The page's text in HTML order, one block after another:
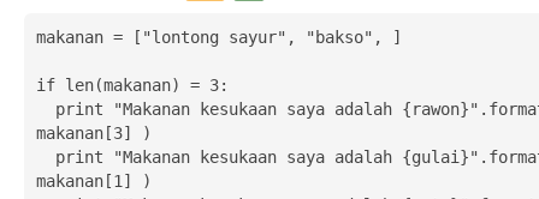
makanan = ["lontong sayur", "bakso", ]
if len(makanan) = 3:
makanan[3] )
makanan[1] )